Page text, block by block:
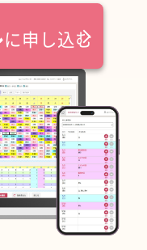
に申し込む